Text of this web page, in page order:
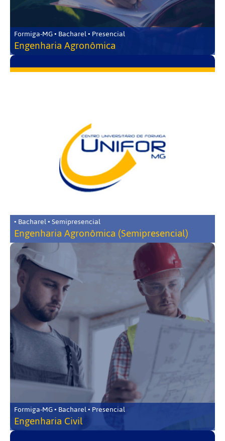
Formiga-MG • Bacharel • Presencial
Engenharia Agronômica
• Bacharel • Semipresencial
Engenharia Agronômica (Semipresencial)
Formiga-MG • Bacharel • Presencial
Engenharia Civil